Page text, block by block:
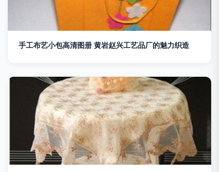
手工布艺小包高清图册 黄岩赵兴工艺品厂的魅力织造